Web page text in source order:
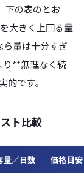
下の表のとお
大きく上回る量
量は十分すぎ
り**無理なく続
です。
ト比較
量／日数 価格目安